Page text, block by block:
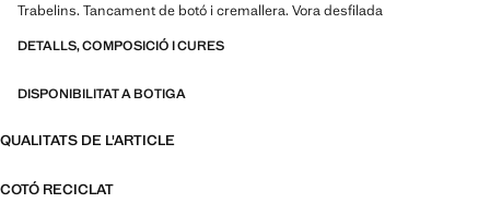
Trabelins. Tancament de botó i cremallera. Vora desfilada
DETALLS, COMPOSICIÓ I CURES
DISPONIBILITAT A BOTIGA
QUALITATS DE L'ARTICLE
COTÓ RECICLAT